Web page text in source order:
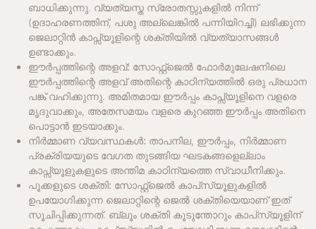
ബാധിക്കുന്നു. വ്യത്യസ്ത സ്രോതസ്സുകളിൽ നിന്ന്
(ഉദാഹരണത്തിന്, പശു അല്ലെങ്കിൽ പന്നിയിറച്ചി) ലഭിക്കുന്ന
ജെലാറ്റിൻ കാപ്സ്യൂളിന്റെ ശക്തിയിൽ വ്യത്യാസങ്ങൾ
ഉണ്ടാക്കും.
ഈർപ്പത്തിന്റെ അളവ്: സോഫ്റ്റ്‌ജെൽ ഫോർമുലേഷനിലെ
ഈർപ്പത്തിന്റെ അളവ് അതിന്റെ കാഠിന്യത്തിൽ ഒരു പ്രധാന
പങ്ക് വഹിക്കുന്നു. അമിതമായ ഈർപ്പം കാപ്സ്യൂളിനെ വളരെ
മൃദുവാക്കും, അതേസമയം വളരെ കുറഞ്ഞ ഈർപ്പം അതിനെ
പൊട്ടാൻ ഇടയാക്കും.
നിർമ്മാണ വ്യവസ്ഥകൾ: താപനില, ഈർപ്പം, നിർമ്മാണ
പ്രക്രിയയുടെ വേഗത തുടങ്ങിയ ഘടകങ്ങളെല്ലാം
കാപ്സ്യൂളുകളുടെ അന്തിമ കാഠിന്യത്തെ സ്വാധീനിക്കും.
പൂക്കളുടെ ശക്തി: സോഫ്റ്റ്‌ജെൽ കാപ്‌സ്യൂളുകളിൽ
ഉപയോഗിക്കുന്ന ജെലാറ്റിന്റെ ജെൽ ശക്തിയെയാണ് ഇത്
സൂചിപ്പിക്കുന്നത്. ബ്ലൂം ശക്തി കൂടുന്തോറും കാപ്‌സ്യൂളിന്